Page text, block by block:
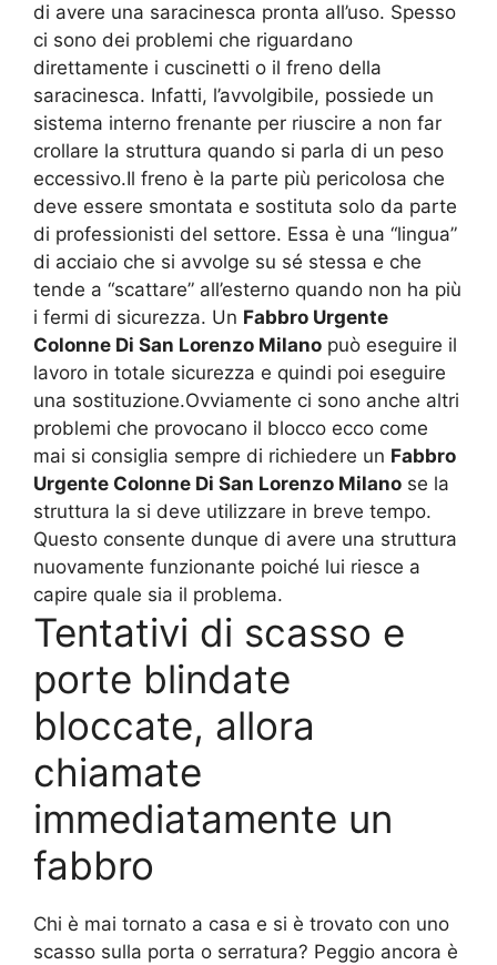
di avere una saracinesca pronta all’uso. Spesso
ci sono dei problemi che riguardano
direttamente i cuscinetti o il freno della
saracinesca. Infatti, l’avvolgibile, possiede un
sistema interno frenante per riuscire a non far
crollare la struttura quando si parla di un peso
eccessivo.Il freno è la parte più pericolosa che
deve essere smontata e sostituta solo da parte
di professionisti del settore. Essa è una “lingua”
di acciaio che si avvolge su sé stessa e che
tende a “scattare” all’esterno quando non ha più
i fermi di sicurezza. Un Fabbro Urgente
Colonne Di San Lorenzo Milano può eseguire il
lavoro in totale sicurezza e quindi poi eseguire
una sostituzione.Ovviamente ci sono anche altri
problemi che provocano il blocco ecco come
mai si consiglia sempre di richiedere un Fabbro
Urgente Colonne Di San Lorenzo Milano se la
struttura la si deve utilizzare in breve tempo.
Questo consente dunque di avere una struttura
nuovamente funzionante poiché lui riesce a
capire quale sia il problema.
Tentativi di scasso e
porte blindate
bloccate, allora
chiamate
immediatamente un
fabbro
Chi è mai tornato a casa e si è trovato con uno
scasso sulla porta o serratura? Peggio ancora è